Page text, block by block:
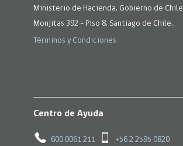
Ministerio de Hacienda, Gobierno de Chile
Monjitas 392 - Piso 8, Santiago de Chile.
Términos y Condiciones
Centro de Ayuda
600 0061 211 +56 2 2595 0820